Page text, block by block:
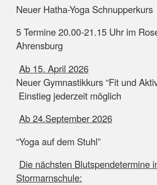
Neuer Hatha-Yoga Schnupperkurs
5 Termine 20.00-21.15 Uhr im
Ahrensburg
Ab 15. April 2026
Neuer Gymnastikkurs “Fit und
Einstieg jederzeit möglich
Ab 24.September 2026
“Yoga auf dem Stuhl”
Die nächsten Blutspendetermine
Stormarnschule: